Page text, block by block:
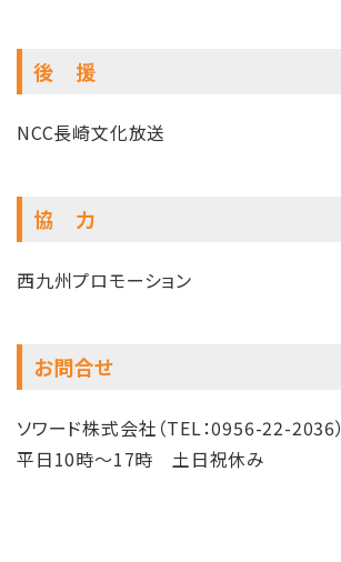
後 援
NCC長崎文化放送
協 力
西九州プロモーション
お問合せ
ソワード株式会社（TEL：0956-22-2036）
平日10時～17時 土日祝休み